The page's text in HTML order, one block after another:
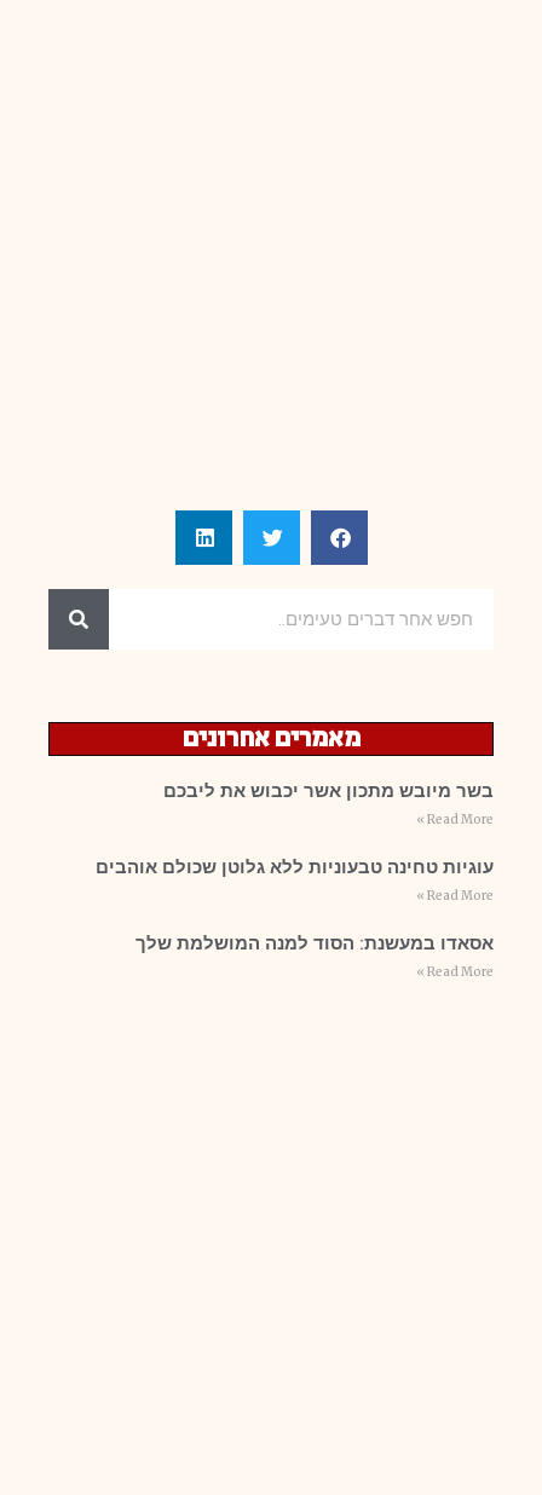
מאמרים אחרונים
בשר מיובש מתכון אשר יכבוש את ליבכם
Read More »
עוגיות טחינה טבעוניות ללא גלוטן שכולם אוהבים
Read More »
אסאדו במעשנת: הסוד למנה המושלמת שלך
Read More »